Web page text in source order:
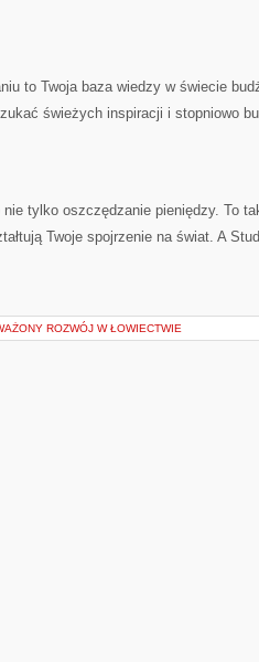
to Twoja baza wiedzy w świecie
świeżych inspiracji i stopniowo
tylko oszczędzanie pieniędzy. To
Twoje spojrzenie na świat. A
ROZWÓJ W ŁOWIECTWIE